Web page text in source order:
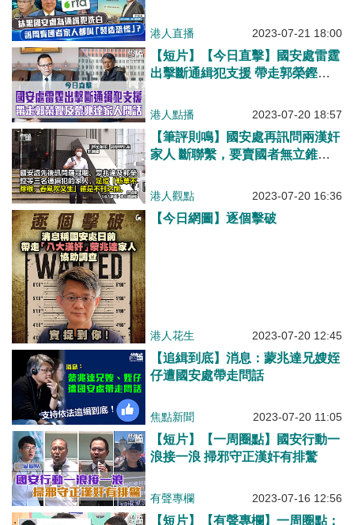
港人直播 2023-07-21 18:00
【短片】【今日直擊】國安處雷霆
出擊斷通緝犯支援 帶走郭榮鏗及
港人點播 2023-07-20 18:57
【筆評則鳴】國安處再訊問兩漢奸
家人 斷聯繫，要賣國者無立錐之
港人觀點 2023-07-20 16:36
【今日網圖】逐個擊破
港人花生 2023-07-20 12:45
【追緝到底】消息：蒙兆達兄嫂姪
仔遭國安處帶走問話
焦點新聞 2023-07-20 11:05
【短片】【一周圈點】國安行動一
浪接一浪 掃邪守正漢奸有排驚
有聲專欄 2023-07-16 12:56
【短片】【有聲專欄】一周圈點：